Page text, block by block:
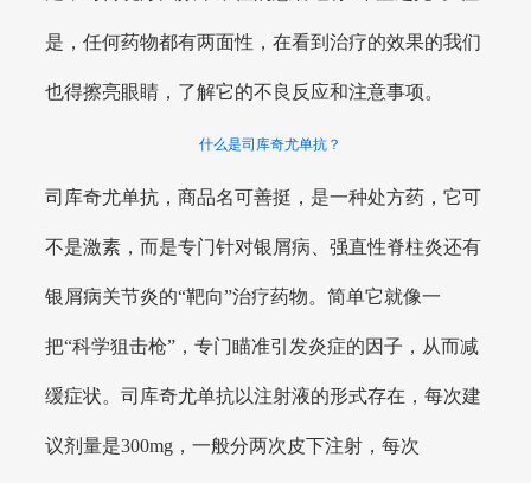
是，任何药物都有两面性，在看到治疗的效果的我们
也得擦亮眼睛，了解它的不良反应和注意事项。
什么是司库奇尤单抗？
司库奇尤单抗，商品名可善挺，是一种处方药，它可
不是激素，而是专门针对银屑病、强直性脊柱炎还有
银屑病关节炎的“靶向”治疗药物。简单它就像一
把“科学狙击枪”，专门瞄准引发炎症的因子，从而减
缓症状。司库奇尤单抗以注射液的形式存在，每次建
议剂量是300mg，一般分两次皮下注射，每次